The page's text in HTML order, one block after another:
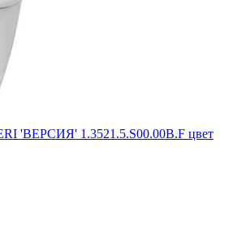
'ВЕРСИЯ' 1.3521.5.S00.00B.F цвет